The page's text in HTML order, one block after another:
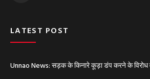
LATEST POST
Unnao News: सड़क के किनारे कूड़ा डंप करने के विरोध में